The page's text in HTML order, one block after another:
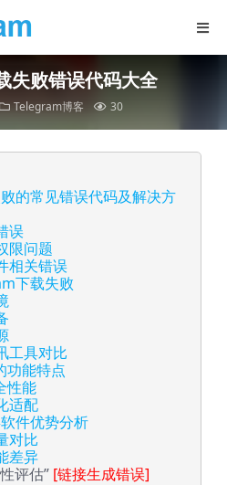
败错误代码大全
Telegram博客 30
的常见错误代码及解决方
误
限问题
相关错误
下载失败
工具对比
功能特点
性能
适配
件优势分析
对比
差异
评估” [链接生成错误]